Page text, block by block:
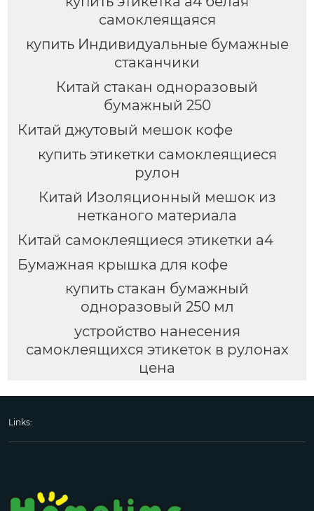
самоклеящаяся
купить Индивидуальные бумажные
стаканчики
Китай стакан одноразовый
бумажный 250
Китай джутовый мешок кофе
купить этикетки самоклеящиеся
рулон
Китай Изоляционный мешок из
нетканого материала
Китай самоклеящиеся этикетки а4
Бумажная крышка для кофе
купить стакан бумажный
одноразовый 250 мл
устройство нанесения
самоклеящихся этикеток в рулонах
цена
Links: